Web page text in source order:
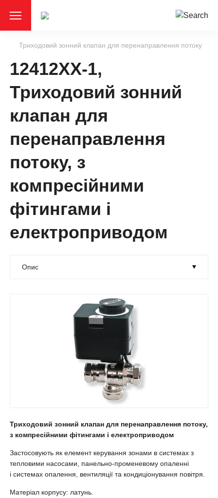
Триходовий зонний клапан для перенаправлення потоку
12412XX-1,
Триходовий зонний
клапан для
перенаправлення
потоку, з
компресійними
фітингами і
електроприводом
Триходовий зонний клапан для перенаправлення потоку,
з компресійними фітингами і електроприводом
Застосовують як елемент керування зонами в системах з
тепловими насосами, панельно-променевому опаленні
і системах опалення, вентиляції та кондиціонування повітря.
Матеріал корпусу: латунь.